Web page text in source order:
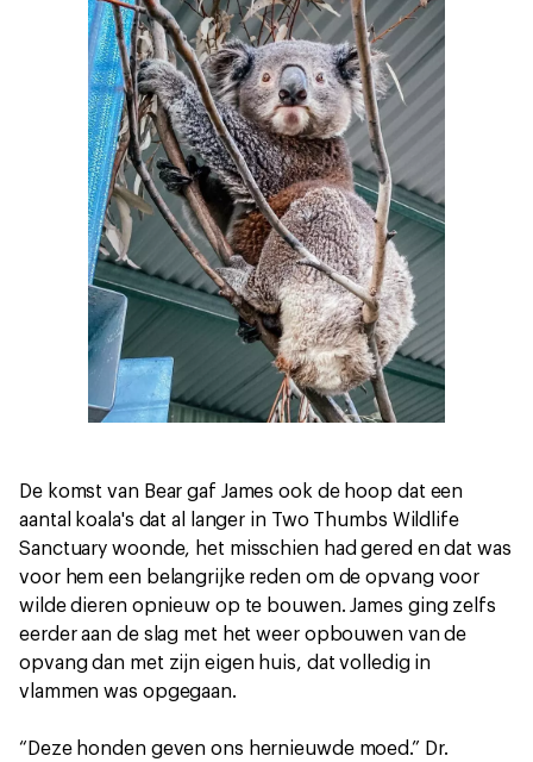
De komst van Bear gaf James ook de hoop dat een
aantal koala's dat al langer in Two Thumbs Wildlife
Sanctuary woonde, het misschien had gered en dat was
voor hem een belangrijke reden om de opvang voor
wilde dieren opnieuw op te bouwen. James ging zelfs
eerder aan de slag met het weer opbouwen van de
opvang dan met zijn eigen huis, dat volledig in
vlammen was opgegaan.
“Deze honden geven ons hernieuwde moed.” Dr.